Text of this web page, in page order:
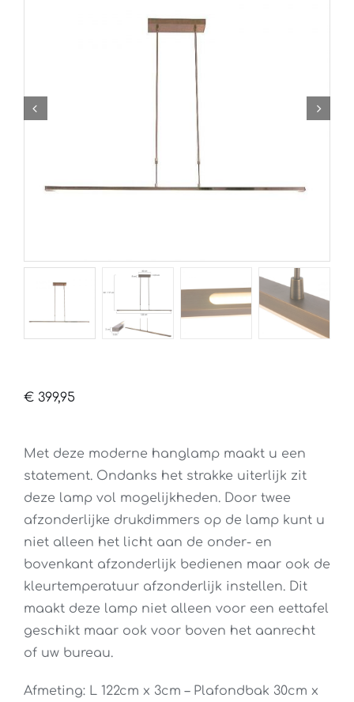
€ 399,95
Met deze moderne hanglamp maakt u een
statement. Ondanks het strakke uiterlijk zit
deze lamp vol mogelijkheden. Door twee
afzonderlijke drukdimmers op de lamp kunt u
niet alleen het licht aan de onder- en
bovenkant afzonderlijk bedienen maar ook de
kleurtemperatuur afzonderlijk instellen. Dit
maakt deze lamp niet alleen voor een eettafel
geschikt maar ook voor boven het aanrecht
of uw bureau.
Afmeting: L 122cm x 3cm – Plafondbak 30cm x